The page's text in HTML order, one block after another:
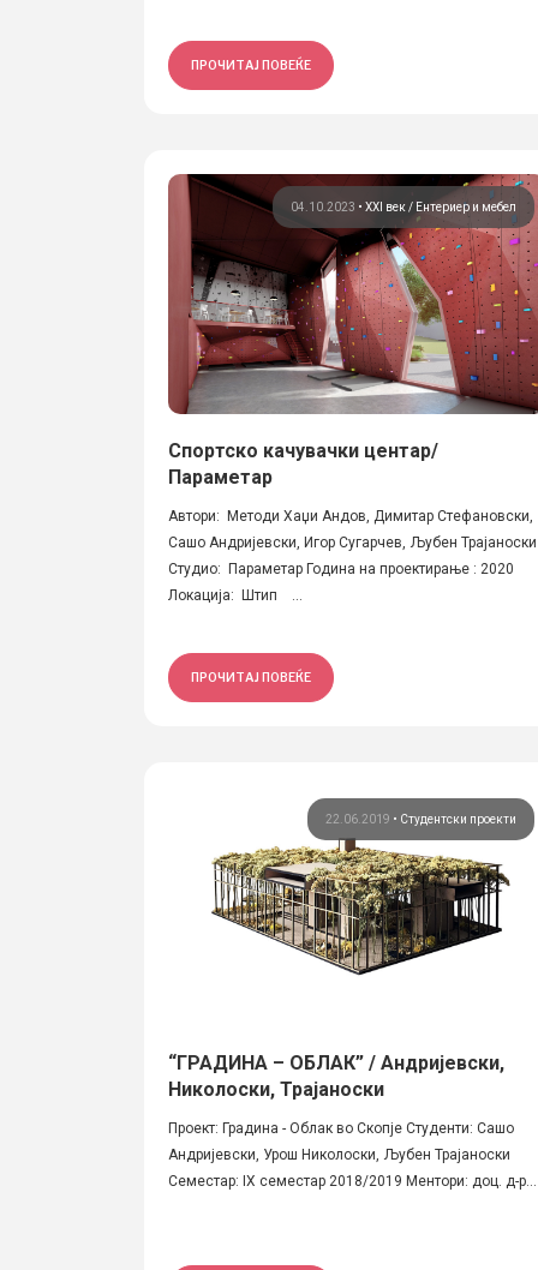
ПРОЧИТАЈ ПОВЕЌЕ
04.10.2023 •XXI век Ентериер и мебел
Спортско качувачки центар/
Параметар
Автори: Методи Хаџи Андов, Димитар Стефановски,
Сашо Андријевски, Игор Сугарчев, Љубен Трајаноски
Студио: Параметар Година на проектирање : 2020
Локација: Штип ...
ПРОЧИТАЈ ПОВЕЌЕ
22.06.2019 • Студентски проекти
“ГРАДИНА – ОБЛАК” / Андријевски,
Николоски, Трајаноски
Проект: Градина - Облак во Скопје Студенти: Сашо
Андријевски, Урош Николоски, Љубен Трајаноски
Семестар: IX семестар 2018/2019 Ментори: доц. д-р...